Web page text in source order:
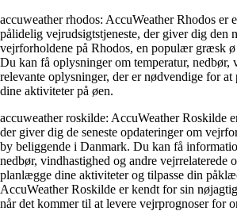
accuweather rhodos: AccuWeather Rhodos er
pålidelig vejrudsigtstjeneste, der giver dig den
vejrforholdene på Rhodos, en populær græsk
Du kan få oplysninger om temperatur, nedbør,
relevante oplysninger, der er nødvendige for
dine aktiviteter på øen.
accuweather roskilde: AccuWeather Roskilde
der giver dig de seneste opdateringer om
by beliggende i Danmark. Du kan få
nedbør, vindhastighed og andre vejrrelaterede
planlægge dine aktiviteter og tilpasse din
AccuWeather Roskilde er kendt for sin
når det kommer til at levere vejrprognoser for